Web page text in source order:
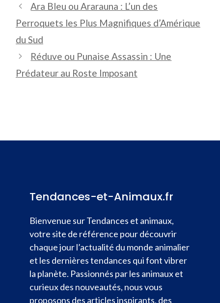
Ara Bleu ou Ararauna : L’un des
Perroquets les Plus Magnifiques d’Amérique
du Sud
Réduve ou Punaise Assassin : Une
Prédateur au Roste Imposant
Tendances-et-Animaux.fr
Bienvenue sur Tendances et animaux,
votre site de référence pour découvrir
chaque jour l’actualité du monde animalier
et les dernières tendances qui font vibrer
la planète. Passionnés par les animaux et
curieux des nouveautés, nous vous
proposons des articles inspirants, des